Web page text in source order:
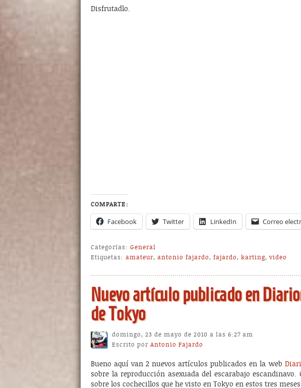
Disfrutadlo.
COMPARTE:
Facebook Twitter LinkedIn Correo
Categorías: General
Etiquetas: amateur, antonio fajardo, fajardo, karting, video
Nuevo artículo publicado en
de Tokyo
domingo, 23 de mayo de 2010 a las 6:27 am
Escrito por Antonio Fajardo
Bueno aquí van 2 nuevos artículos publicados en la web
sobre la reproducción asexuada del escarabajo
sobre los cochecillos que he visto en Tokyo en estos tres